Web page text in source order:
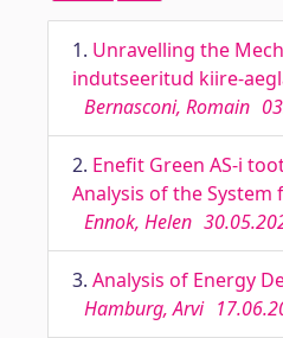
1. Unravelling the
indutseeritud kiire-
Bernasconi, Romain
2. Enefit Green AS-i
Analysis of the System
Ennok, Helen
3. Analysis of Energy
Hamburg, Arvi